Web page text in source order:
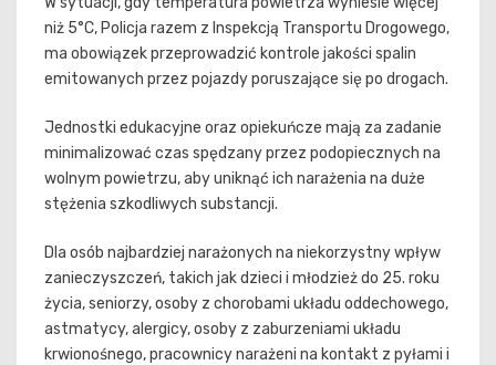
niż 5°C, Policja razem z Inspekcją Transportu Drogowego,
ma obowiązek przeprowadzić kontrole jakości spalin
emitowanych przez pojazdy poruszające się po drogach.
Jednostki edukacyjne oraz opiekuńcze mają za zadanie
minimalizować czas spędzany przez podopiecznych na
wolnym powietrzu, aby uniknąć ich narażenia na duże
stężenia szkodliwych substancji.
Dla osób najbardziej narażonych na niekorzystny wpływ
zanieczyszczeń, takich jak dzieci i młodzież do 25. roku
życia, seniorzy, osoby z chorobami układu oddechowego,
astmatycy, alergicy, osoby z zaburzeniami układu
krwionośnego, pracownicy narażeni na kontakt z pyłami i